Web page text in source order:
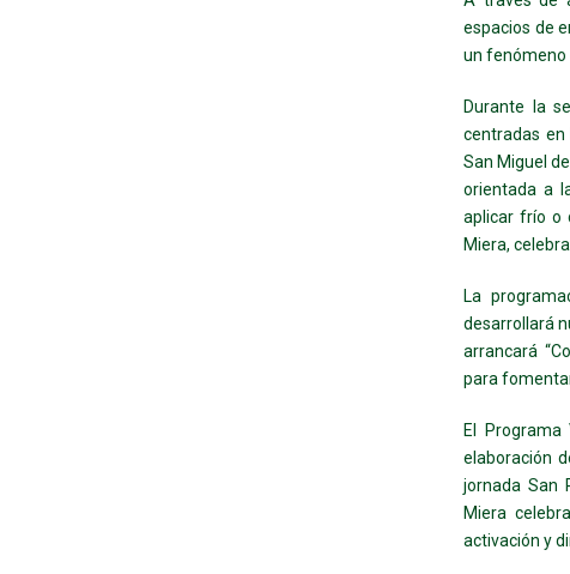
espacios de
un fenómeno
Durante la
centradas en
San Miguel
orientada a
aplicar frío o
Miera,
La
desarrollará
arrancará
para
El
elaboración
jornada San
Miera
activación y